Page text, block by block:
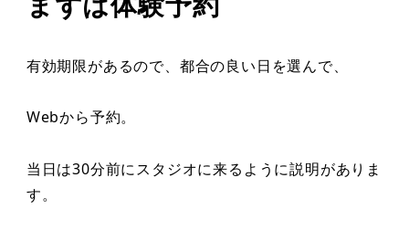
有効期限があるので、都合の良い日を選んで、
Webから予約。
当日は30分前にスタジオに来るように説明がありま
す。